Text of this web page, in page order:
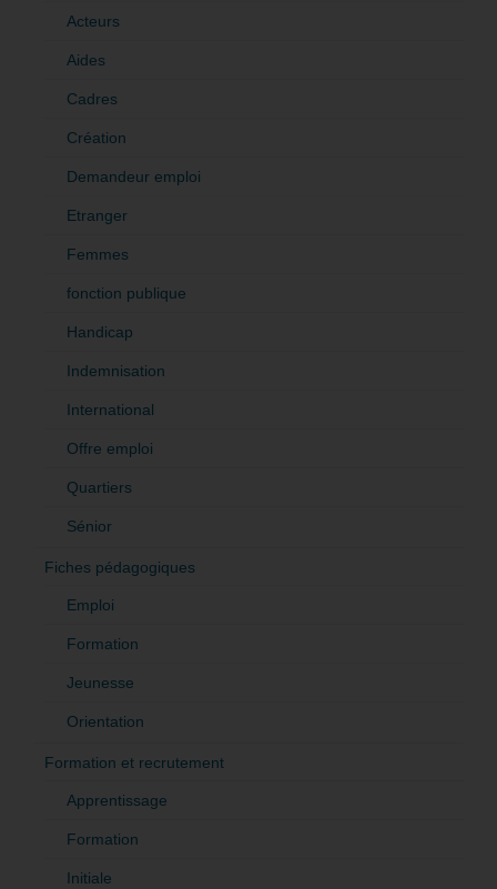
Acteurs
Aides
Cadres
Création
Demandeur emploi
Etranger
Femmes
fonction publique
Handicap
Indemnisation
International
Offre emploi
Quartiers
Sénior
Fiches pédagogiques
Emploi
Formation
Jeunesse
Orientation
Formation et recrutement
Apprentissage
Formation
Initiale